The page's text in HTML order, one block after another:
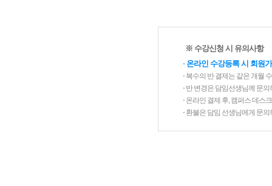
※ 수강신청 시 유의사항
⋅ 온라인 수강등록 시 회원
⋅ 복수의 반 결제는 같은 개월
⋅ 반 변경은 담임선생님께 문
⋅ 온라인 결제 후, 캠퍼스 데스
⋅ 환불은 담임 선생님에게 문